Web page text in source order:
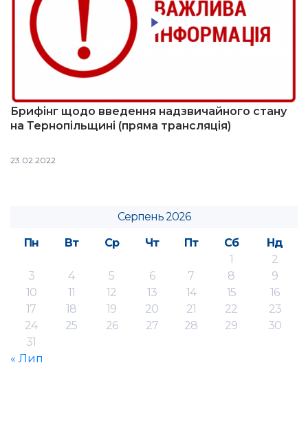
Брифінг щодо введення надзвичайного стану
на Тернопільщині (пряма трансляція)
23.02.2022
Серпень 2026
Пн
Вт Ср Чт Пт Сб
Нд
1
2
3
4 5 6 7 8
9
10
11 12 13 14 15
16
17
18 19 20 21 22
23
24
25 26 27 28 29
30
31
« Лип